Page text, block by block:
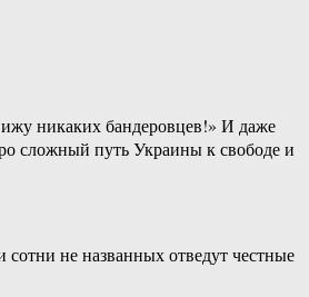
никаких бандеровцев!» И даже
сложный путь Украины к свободе и
не названных отведут честные